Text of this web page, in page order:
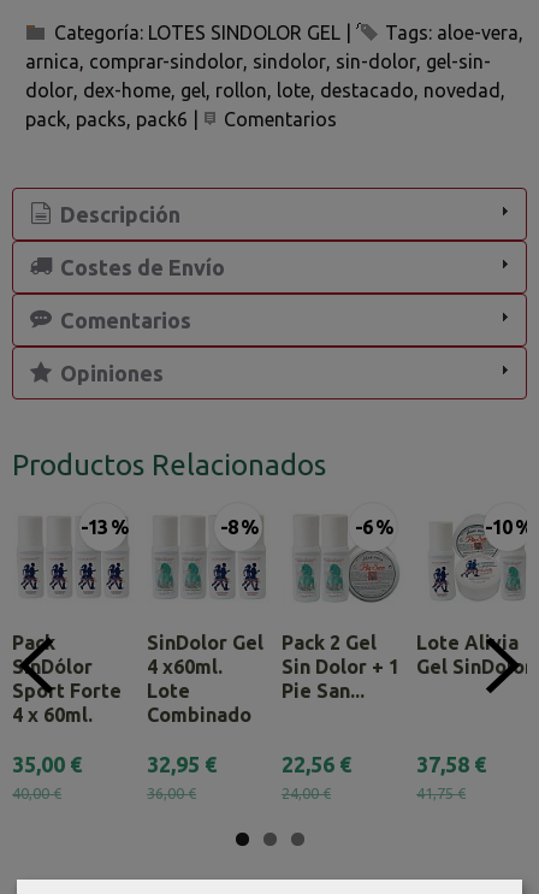
Categoría: LOTES SINDOLOR GEL Tags: aloe-vera
arnica comprar-sindolor sindolor sin-dolor gel-sin-
dolor dex-home gel rollon lote destacado novedad
pack packs pack6 Comentarios
Descripción
Costes de Envío
Comentarios
Opiniones
Productos Relacionados
-13 %
Pack
SinDólor
Sport Forte
4 x 60ml.
35,00 €
40,00 €
-8 %
SinDolor Gel
4 x60ml.
Lote
Combinado
32,95 €
36,00 €
-6 %
Pack 2 Gel
Sin Dolor + 1
Pie San...
22,56 €
24,00 €
-10 %
Lote Alivia
Gel SinDolor
37,58 €
41,75 €